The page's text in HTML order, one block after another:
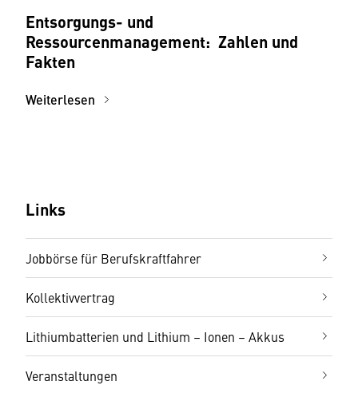
Entsorgungs- und
Ressourcenmanagement: Zahlen und
Fakten
Weiterlesen
Links
Jobbörse für Berufskraftfahrer
Kollektivvertrag
Lithiumbatterien und Lithium – Ionen – Akkus
Veranstaltungen